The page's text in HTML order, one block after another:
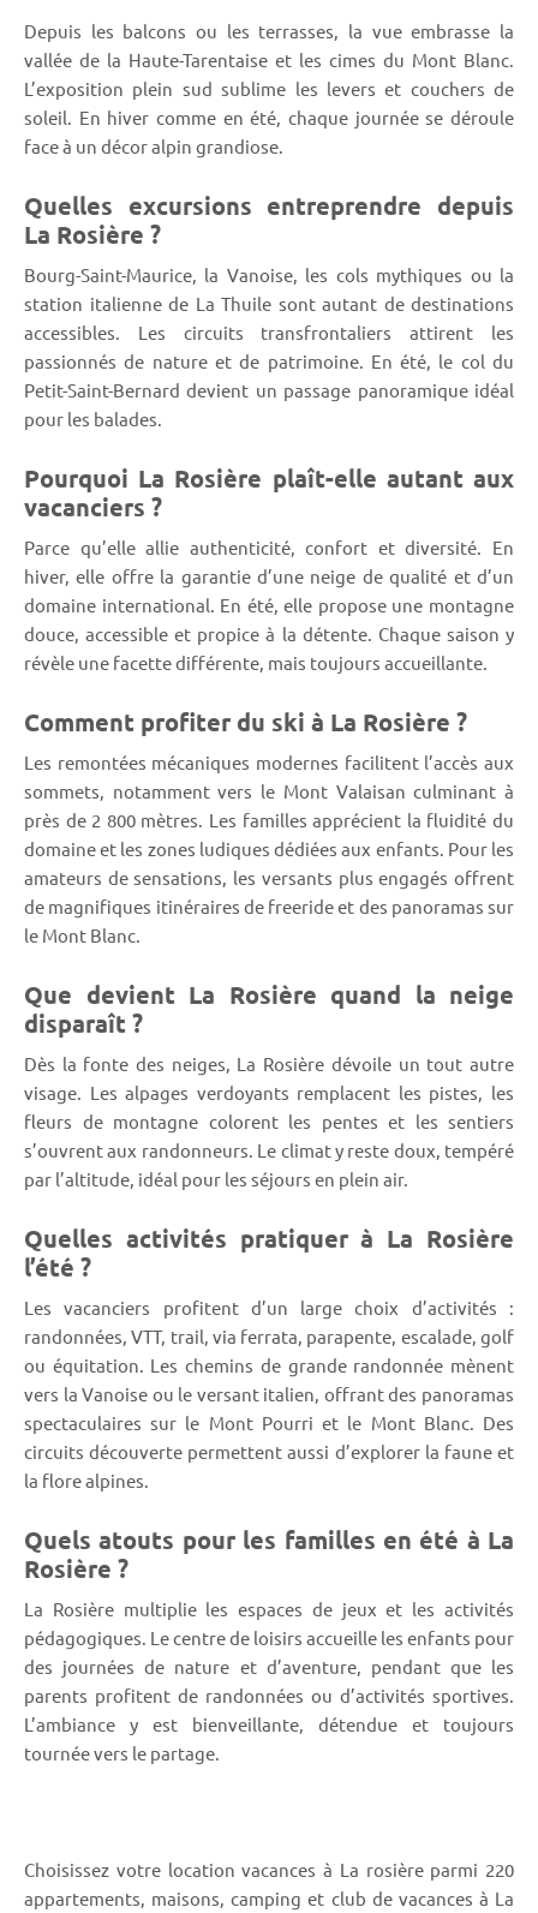
Depuis les balcons ou les terrasses, la vue embrasse la
vallée de la Haute-Tarentaise et les cimes du Mont Blanc.
L’exposition plein sud sublime les levers et couchers de
soleil. En hiver comme en été, chaque journée se déroule
face à un décor alpin grandiose.
Quelles excursions entreprendre depuis
La Rosière ?
Bourg-Saint-Maurice, la Vanoise, les cols mythiques ou la
station italienne de La Thuile sont autant de destinations
accessibles. Les circuits transfrontaliers attirent les
passionnés de nature et de patrimoine. En été, le col du
Petit-Saint-Bernard devient un passage panoramique idéal
pour les balades.
Pourquoi La Rosière plaît-elle autant aux
vacanciers ?
Parce qu’elle allie authenticité, confort et diversité. En
hiver, elle offre la garantie d’une neige de qualité et d’un
domaine international. En été, elle propose une montagne
douce, accessible et propice à la détente. Chaque saison y
révèle une facette différente, mais toujours accueillante.
Comment profiter du ski à La Rosière ?
Les remontées mécaniques modernes facilitent l’accès aux
sommets, notamment vers le Mont Valaisan culminant à
près de 2 800 mètres. Les familles apprécient la fluidité du
domaine et les zones ludiques dédiées aux enfants. Pour les
amateurs de sensations, les versants plus engagés offrent
de magnifiques itinéraires de freeride et des panoramas sur
le Mont Blanc.
Que devient La Rosière quand la neige
disparaît ?
Dès la fonte des neiges, La Rosière dévoile un tout autre
visage. Les alpages verdoyants remplacent les pistes, les
fleurs de montagne colorent les pentes et les sentiers
s’ouvrent aux randonneurs. Le climat y reste doux, tempéré
par l’altitude, idéal pour les séjours en plein air.
Quelles activités pratiquer à La Rosière
l’été ?
Les vacanciers profitent d’un large choix d’activités :
randonnées, VTT, trail, via ferrata, parapente, escalade, golf
ou équitation. Les chemins de grande randonnée mènent
vers la Vanoise ou le versant italien, offrant des panoramas
spectaculaires sur le Mont Pourri et le Mont Blanc. Des
circuits découverte permettent aussi d’explorer la faune et
la flore alpines.
Quels atouts pour les familles en été à La
Rosière ?
La Rosière multiplie les espaces de jeux et les activités
pédagogiques. Le centre de loisirs accueille les enfants pour
des journées de nature et d’aventure, pendant que les
parents profitent de randonnées ou d’activités sportives.
L’ambiance y est bienveillante, détendue et toujours
tournée vers le partage.
Choisissez votre location vacances à La rosière parmi 220
appartements, maisons, camping et club de vacances à La